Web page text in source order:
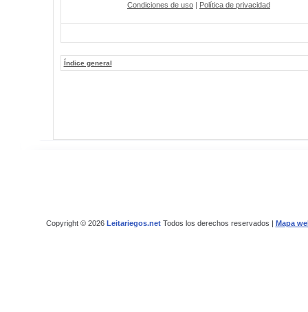
Condiciones de uso | Política de privacidad
Índice general
Copyright © 2026 Leitariegos.netTodos los derechos reservados | Mapa